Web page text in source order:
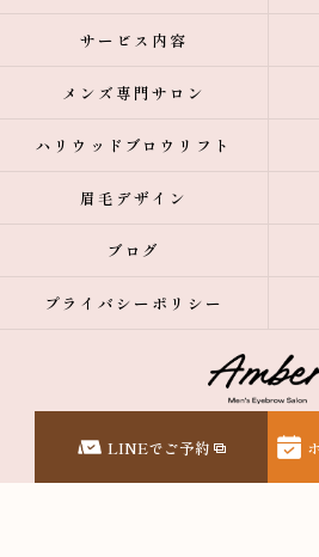
LINEでご予約
サービス内容
メンズ専門サロン
ハリウッドブロウリフト
眉毛デザイン
ブログ
プライバシーポリシー
© 2026 東京都表参道の眉毛サロンなら【メン
RIGHTS